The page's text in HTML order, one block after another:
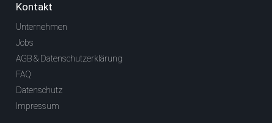
Kontakt
Unternehmen
Jobs
AGB & Datenschutzerklärung
FAQ
Datenschutz
Impressum